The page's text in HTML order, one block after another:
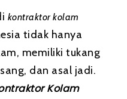
kontraktor kolam
tidak hanya
memiliki tukang
dan asal jadi.
Kolam